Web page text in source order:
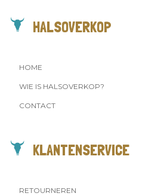
HALSOVERKOP
HOME
WIE IS HALSOVERKOP?
CONTACT
KLANTENSERVICE
RETOURNEREN